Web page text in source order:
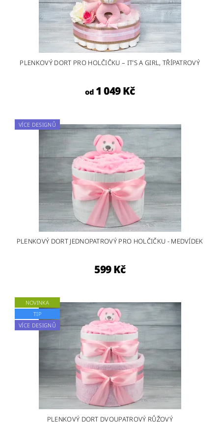
PLENKOVÝ DORT PRO HOLČIČKU – IT’S A GIRL, TŘÍPATROVÝ
od1 049 Kč
VÍCE DESIGNŮ
PLENKOVÝ DORT JEDNOPATROVÝ PRO HOLČIČKU - MEDVÍDEK
599 Kč
NOVINKA
TIP
VÍCE DESIGNŮ
PLENKOVÝ DORT DVOUPATROVÝ RŮŽOVÝ